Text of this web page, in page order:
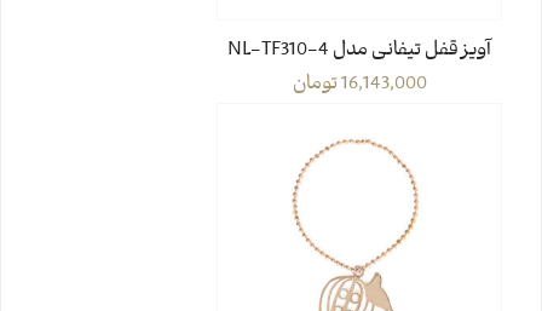
آویز قفل تیفانی مدل NL-TF310-4
16,143,000تومان